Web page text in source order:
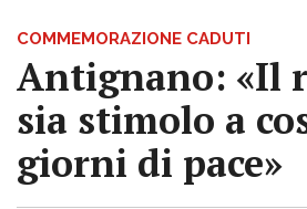
COMMEMORAZIONE CADUTI
Antignano: «Il
sia stimolo a
giorni di pace»